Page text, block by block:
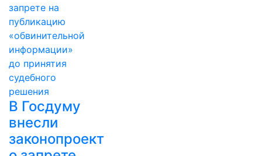
В Госдуму
внесли
законопроект